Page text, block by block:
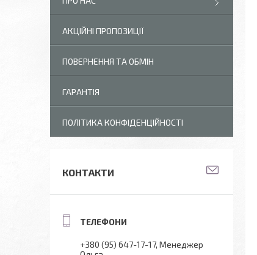
АКЦІЙНІ ПРОПОЗИЦІЇ
ПОВЕРНЕННЯ ТА ОБМІН
ГАРАНТІЯ
ПОЛІТИКА КОНФІДЕНЦІЙНОСТІ
КОНТАКТИ
+380 (95) 647-17-17 Менеджер